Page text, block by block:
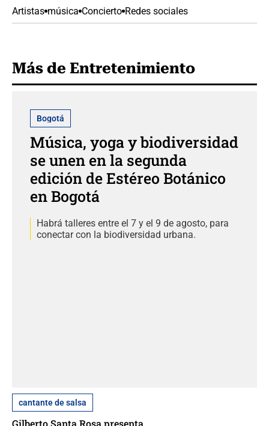
Artistas música Concierto Redes sociales
Más de Entretenimiento
Bogotá
Música, yoga y biodiversidad
se unen en la segunda
edición de Estéreo Botánico
en Bogotá
Habrá talleres entre el 7 y el 9 de agosto, para
conectar con la biodiversidad urbana.
cantante de salsa
Gilberto Santa Rosa presenta